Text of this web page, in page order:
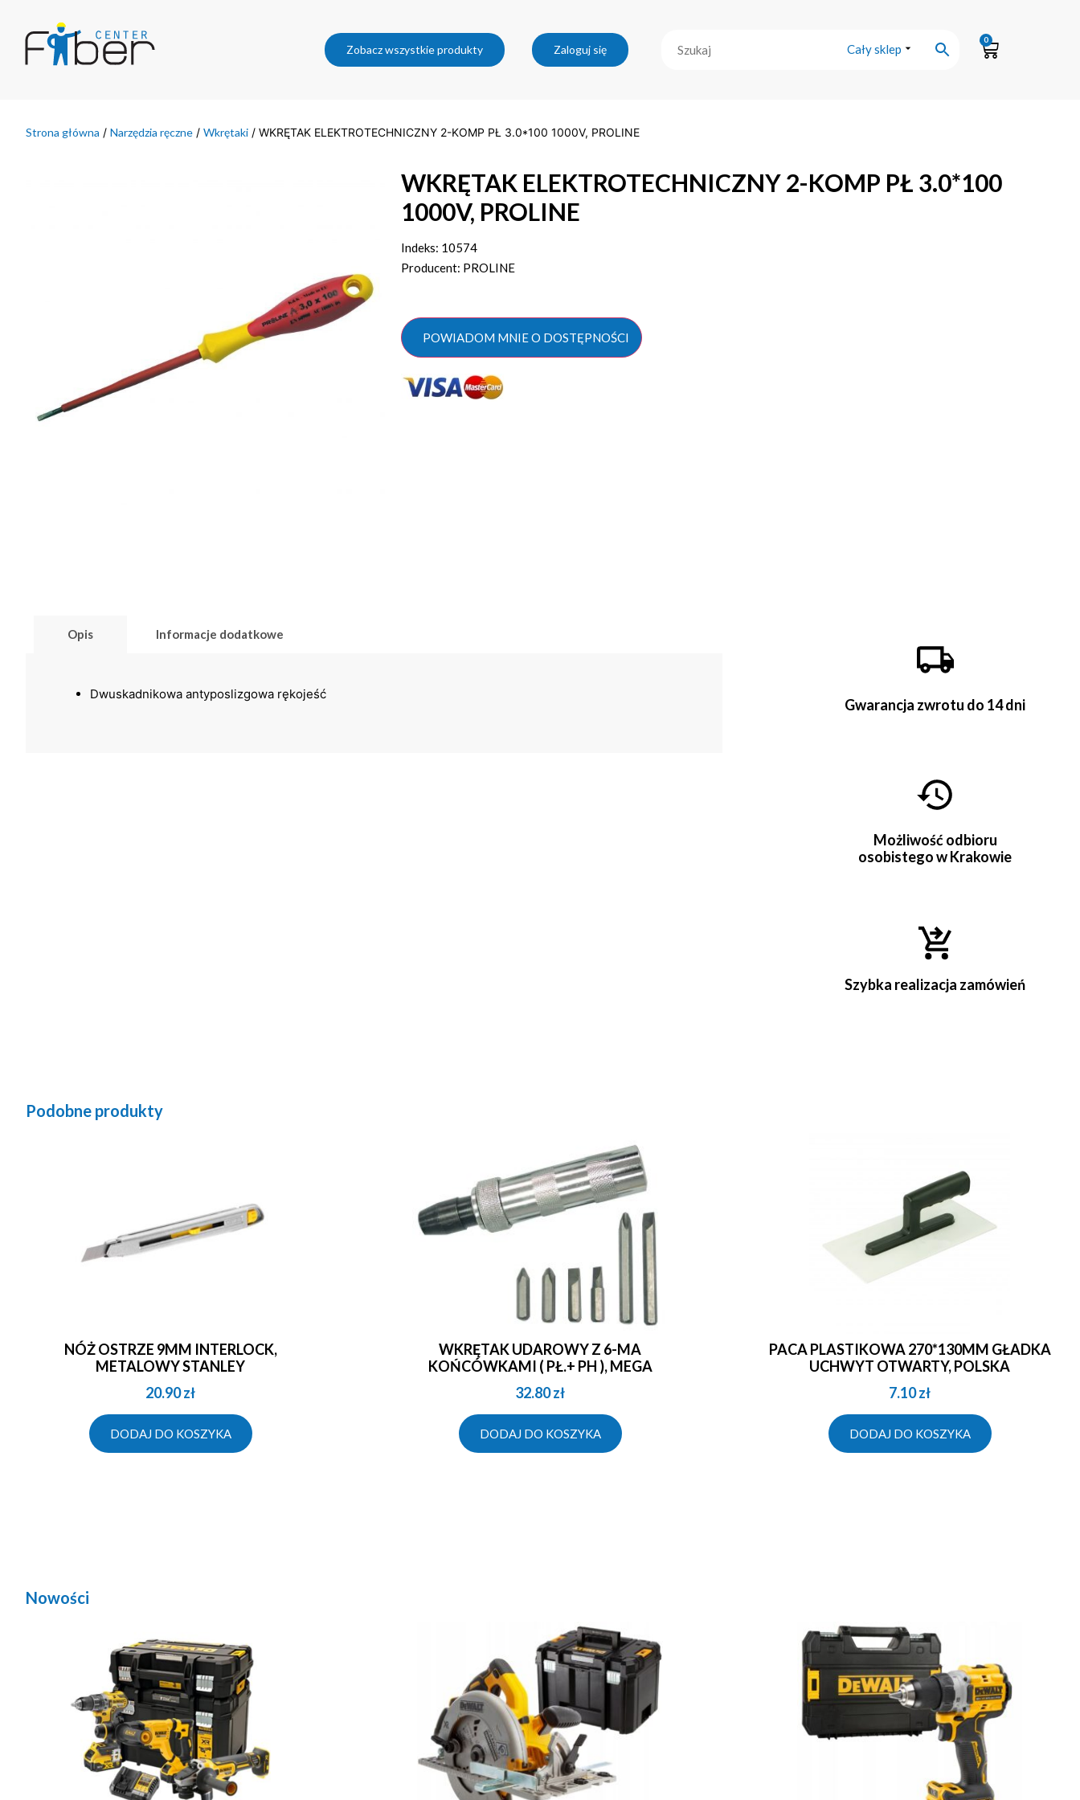
Zobacz wszystkie produkty Zaloguj się Cały sklep
0
Strona główna / Narzędzia ręczne / Wkrętaki / WKRĘTAK ELEKTROTECHNICZNY 2-KOMP PŁ 3.0*100 1000V, PROLINE
WKRĘTAK ELEKTROTECHNICZNY 2-KOMP PŁ 3.0*100
1000V, PROLINE
Indeks: 10574
Producent: PROLINE
POWIADOM MNIE O DOSTĘPNOŚCI
Opis Informacje dodatkowe
Dwuskadnikowa antyposlizgowa rękojeść
Gwarancja zwrotu do 14 dni
Możliwość odbioru
osobistego w Krakowie
Szybka realizacja zamówień
Podobne produkty
NÓŻ OSTRZE 9MM INTERLOCK,
METALOWY STANLEY
20.90zł
DODAJ DO KOSZYKA
WKRĘTAK UDAROWY Z 6-MA
KOŃCÓWKAMI ( PŁ.+ PH ), MEGA
32.80zł
DODAJ DO KOSZYKA
PACA PLASTIKOWA 270*130MM GŁADKA
UCHWYT OTWARTY, POLSKA
7.10zł
DODAJ DO KOSZYKA
Nowości